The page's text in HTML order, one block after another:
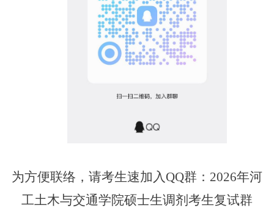
为方便联络，请考生速加入 QQ群： 2026年河
工土木与交通学院硕士生调剂考生复试群